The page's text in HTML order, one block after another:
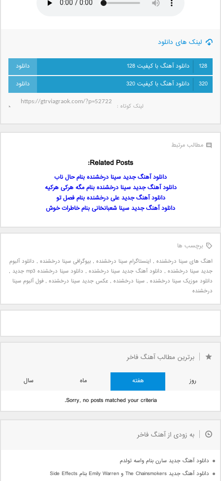
لینک های دانلود
128
دانلود آهنگ با کیفیت 128
320
دانلود آهنگ با کیفیت 320
لینک کوتاه‌ :
مطالب مرتبط
Related Posts:
دانلود آهنگ جدید سینا درخشنده بنام حال ناب
دانلود آهنگ جدید سینا درخشنده بنام مگه هرکی هرکیه
دانلود آهنگ جدید علی درخشنده بنام فصل تو
دانلود آهنگ جدید سینا شعبانخانی بنام خاطرات خوش
برچسب ها
اهنگ های سینا درخشنده , اینستاگرام سینا درخشنده , بیوگرافی سینا درخشنده , دانلود آلبوم
جدید سینا درخشنده , دانلود آهنگ جدید سینا درخشنده , دانلود سینا درخشنده mp3 جدید
,
دانلود موزیک سینا درخشنده , سینا درخشنده , عکس جدید سینا درخشنده , فول آلبوم سینا
درخشنده
برترین مطالب آهنگ فاخر
روز هفته ماه
سال
Sorry, no posts matched your criteria.
به زودی از آهنگ فاخر
دانلود آهنگ جدید سارن بنام واسه تولدم
دانلود آهنگ جدید The Chainsmokers و Emily Warren بنام Side Effects